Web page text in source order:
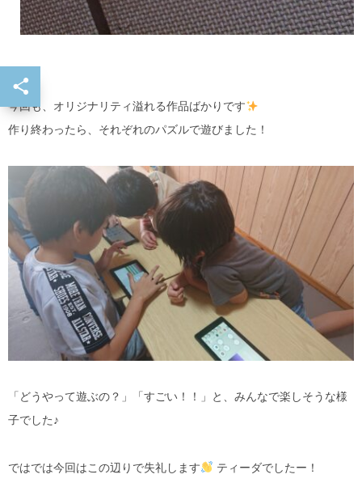
今回も、オリジナリティ溢れる作品ばかりです
作り終わったら、それぞれのパズルで遊びました！
「どうやって遊ぶの？」「すごい！！」と、みんなで楽しそうな様
子でした♪
ではでは今回はこの辺りで失礼します ティーダでしたー！